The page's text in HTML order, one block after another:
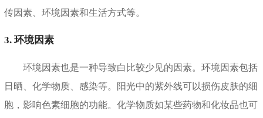
传因素、环境因素和生活方式等。
3. 环境因素
环境因素也是一种导致白比较少见的因素。环境因素包括
日晒、化学物质、感染等。阳光中的紫外线可以损伤皮肤的细
胞，影响色素细胞的功能。化学物质如某些药物和化妆品也可